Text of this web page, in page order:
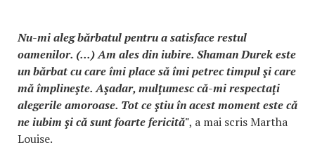
Nu-mi aleg bărbatul pentru a satisface restul
oamenilor. (...) Am ales din iubire. Shaman Durek este
un bărbat cu care îmi place să îmi petrec timpul şi care
mă împlineşte. Aşadar, mulţumesc că-mi respectaţi
alegerile amoroase. Tot ce ştiu în acest moment este că
ne iubim şi că sunt foarte fericită", a mai scris Martha
Louise.